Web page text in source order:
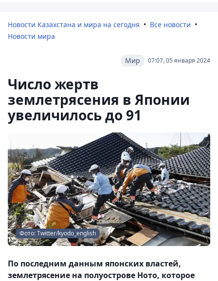
Новости Казахстана и мира на сегодня
Все новости
Новости мира
07:07, 05 января 2024
Мир
Число жертв
землетрясения в Японии
увеличилось до 91
Фото: Тwitter/kyodo_english
По последним данным японских властей,
землетрясение на полуострове Ното, которое